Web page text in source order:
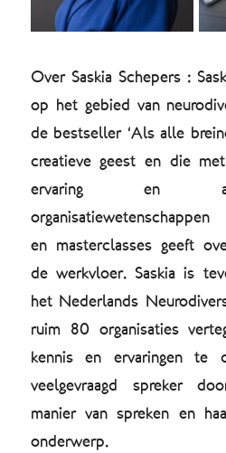
Over Saskia Schepers :
op het gebied van
de bestseller ‘Als alle
creatieve geest en die
ervaring en
en masterclasses geeft
de werkvloer. Saskia is
het Nederlands
ruim 80 organisaties
kennis en ervaringen te
veelgevraagd spreker
manier van spreken en
onderwerp.